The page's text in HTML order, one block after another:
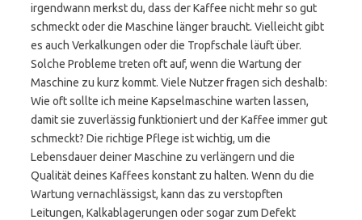
irgendwann merkst du, dass der Kaffee nicht mehr so gut
schmeckt oder die Maschine länger braucht. Vielleicht gibt
es auch Verkalkungen oder die Tropfschale läuft über.
Solche Probleme treten oft auf, wenn die Wartung der
Maschine zu kurz kommt. Viele Nutzer fragen sich deshalb:
Wie oft sollte ich meine Kapselmaschine warten lassen,
damit sie zuverlässig funktioniert und der Kaffee immer gut
schmeckt? Die richtige Pflege ist wichtig, um die
Lebensdauer deiner Maschine zu verlängern und die
Qualität deines Kaffees konstant zu halten. Wenn du die
Wartung vernachlässigst, kann das zu verstopften
Leitungen, Kalkablagerungen oder sogar zum Defekt